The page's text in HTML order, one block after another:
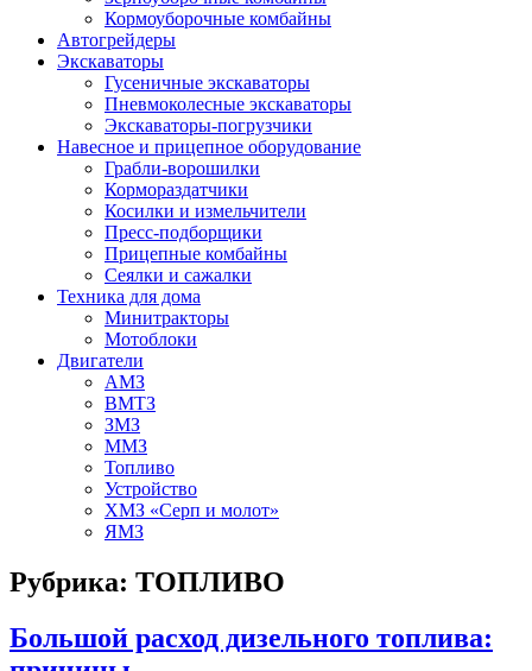
Кормоуборочные комбайны
Автогрейдеры
Экскаваторы
Гусеничные экскаваторы
Пневмоколесные экскаваторы
Экскаваторы-погрузчики
Навесное и прицепное оборудование
Грабли-ворошилки
Кормораздатчики
Косилки и измельчители
Пресс-подборщики
Прицепные комбайны
Сеялки и сажалки
Техника для дома
Минитракторы
Мотоблоки
Двигатели
АМЗ
ВМТЗ
ЗМЗ
ММЗ
Топливо
Устройство
ХМЗ «Серп и молот»
ЯМЗ
Рубрика: ТОПЛИВО
Большой расход дизельного топлива: